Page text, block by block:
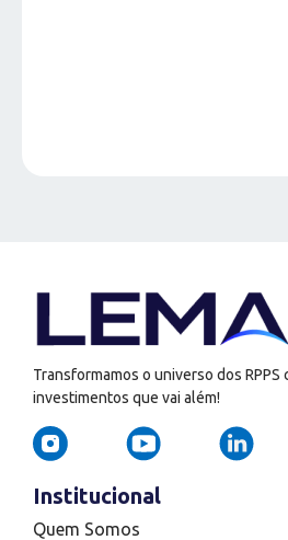
Transformamos o universo dos
investimentos que vai além!
Institucional
Quem Somos